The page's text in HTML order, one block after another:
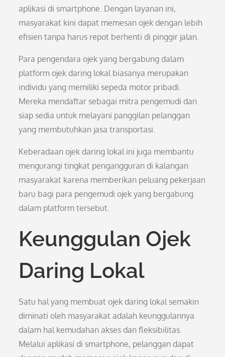
aplikasi di smartphone. Dengan layanan ini,
masyarakat kini dapat memesan ojek dengan lebih
efisien tanpa harus repot berhenti di pinggir jalan.
Para pengendara ojek yang bergabung dalam
platform ojek daring lokal biasanya merupakan
individu yang memiliki sepeda motor pribadi.
Mereka mendaftar sebagai mitra pengemudi dan
siap sedia untuk melayani panggilan pelanggan
yang membutuhkan jasa transportasi.
Keberadaan ojek daring lokal ini juga membantu
mengurangi tingkat pengangguran di kalangan
masyarakat karena memberikan peluang pekerjaan
baru bagi para pengemudi ojek yang bergabung
dalam platform tersebut.
Keunggulan Ojek
Daring Lokal
Satu hal yang membuat ojek daring lokal semakin
diminati oleh masyarakat adalah keunggulannya
dalam hal kemudahan akses dan fleksibilitas.
Melalui aplikasi di smartphone, pelanggan dapat